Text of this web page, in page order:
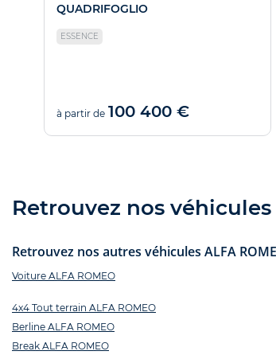
QUADRIFOGLIO
ESSENCE
à partir de 100 400 €
Retrouvez nos
Retrouvez nos autres véhicules ALFA
Voiture ALFA ROMEO
4x4 Tout terrain ALFA ROMEO
Berline ALFA ROMEO
Break ALFA ROMEO